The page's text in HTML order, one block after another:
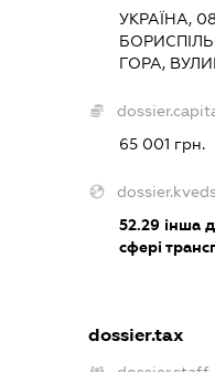
УКРАЇНА,
ГОРА,
65 001 грн.
52.29 інша
сфері
dossier.tax